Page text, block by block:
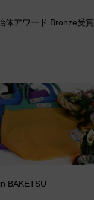
体アワード Bronze受賞
BAKETSU